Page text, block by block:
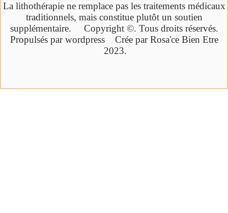
La lithothérapie ne remplace pas les traitements médicaux
traditionnels, mais constitue plutôt un soutien
supplémentaire. Copyright ©. Tous droits réservés.
Propulsés par wordpress Crée par Rosa'ce Bien Etre
2023.